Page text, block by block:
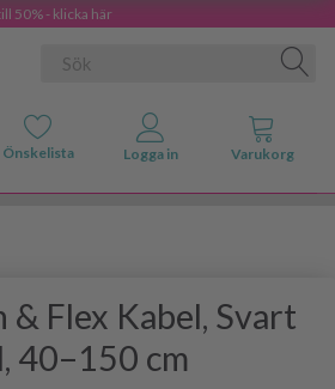
50% - klicka här
Flex Kabel, Svart
40–150 cm